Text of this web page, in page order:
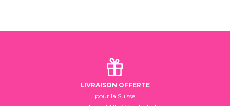
LIVRAISON OFFERTE
pour la Suisse